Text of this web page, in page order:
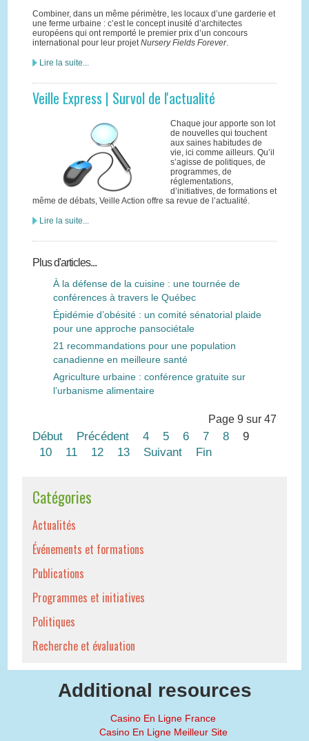
Combiner, dans un même périmètre, les locaux d’une garderie et
une ferme urbaine : c’est le concept inusité d’architectes
européens qui ont remporté le premier prix d’un concours
international pour leur projetNursery Fields Forever.
Lire la suite...
Veille Express | Survol de l'actualité
Chaque jour apporte son lot
de nouvelles qui touchent
aux saines habitudes de
vie, ici comme ailleurs. Qu’il
s’agisse de politiques, de
programmes, de
réglementations,
d’initiatives, de formations et
même de débats, Veille Action offre sa revue de l’actualité.
Lire la suite...
Plus d'articles...
À la défense de la cuisine : une tournée de
conférences à travers le Québec
Épidémie d’obésité : un comité sénatorial plaide
pour une approche pansociétale
21 recommandations pour une population
canadienne en meilleure santé
Agriculture urbaine : conférence gratuite sur
l’urbanisme alimentaire
Page 9 sur 47
Début Précédent 4 5 6 7 8
9
10
11 12 13 Suivant Fin
Catégories
Actualités
Événements et formations
Publications
Programmes et initiatives
Politiques
Recherche et évaluation
Additional resources
Casino En Ligne France
Casino En Ligne Meilleur Site